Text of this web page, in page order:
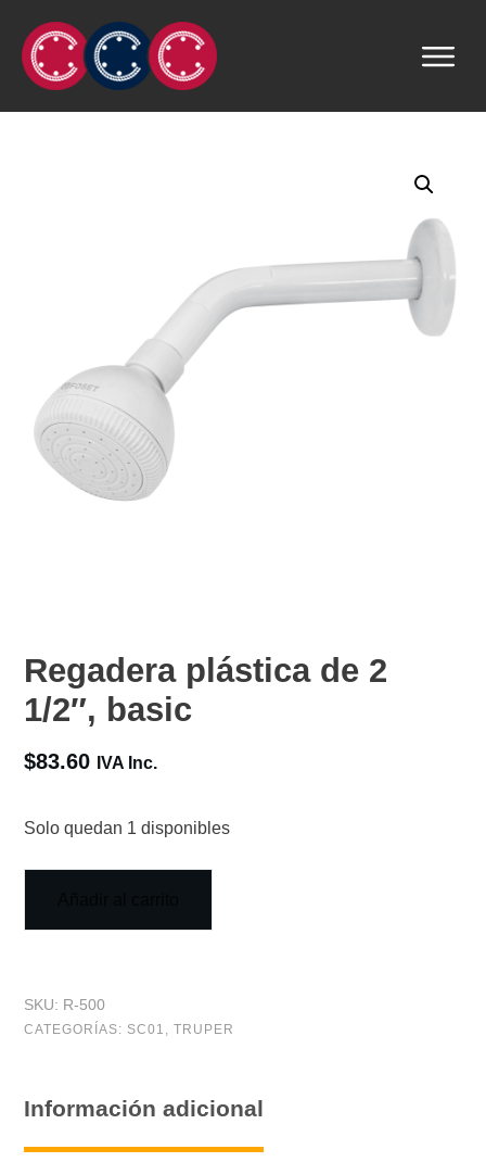
Regadera plástica de 2
1/2″, basic
$83.60 IVA Inc.
Solo quedan 1 disponibles
SKU: R-500
CATEGORÍAS: SC01 , TRUPER
Información adicional